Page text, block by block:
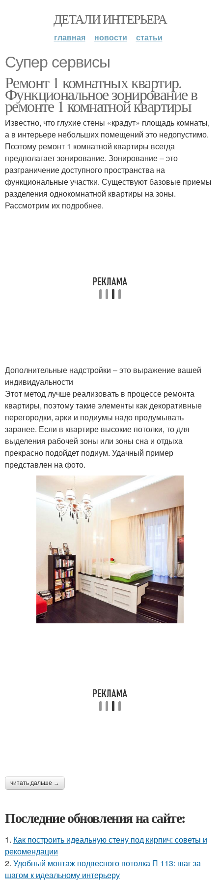
ДЕТАЛИ ИНТЕРЬЕРА
главная новости статьи
Супер сервисы
Ремонт 1 комнатных квартир.
Функциональное зонирование в
ремонте 1 комнатной квартиры
Известно, что глухие стены «крадут» площадь комнаты,
а в интерьере небольших помещений это недопустимо.
Поэтому ремонт 1 комнатной квартиры всегда
предполагает зонирование. Зонирование – это
разграничение доступного пространства на
функциональные участки. Существуют базовые приемы
разделения однокомнатной квартиры на зоны.
Рассмотрим их подробнее.
Дополнительные надстройки – это выражение вашей
индивидуальности
Этот метод лучше реализовать в процессе ремонта
квартиры, поэтому такие элементы как декоративные
перегородки, арки и подиумы надо продумывать
заранее. Если в квартире высокие потолки, то для
выделения рабочей зоны или зоны сна и отдыха
прекрасно подойдет подиум. Удачный пример
представлен на фото.
читать дальше →
Последние обновления на сайте:
1. Как построить идеальную стену под кирпич: советы и
рекомендации
2. Удобный монтаж подвесного потолка П 113: шаг за
шагом к идеальному интерьеру